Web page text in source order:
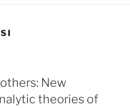
New
theories of